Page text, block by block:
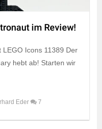
im Review!
LEGO Icons 11389 Der
hebt ab! Starten wir
Eder 7